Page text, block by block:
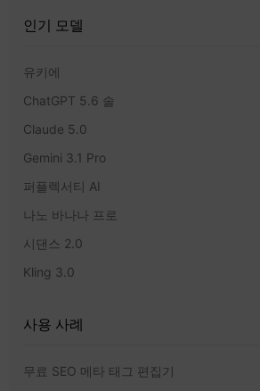
인기 모델
유키에
ChatGPT 5.6 솔
Claude 5.0
Gemini 3.1 Pro
퍼플렉서티 AI
나노 바나나 프로
시댄스 2.0
Kling 3.0
사용 사례
무료 SEO 메타 태그 편집기